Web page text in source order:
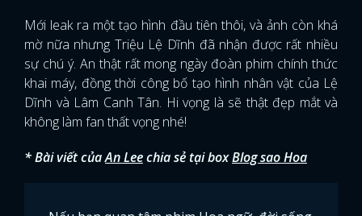
Mới leak ra một tạo hình đầu tiên thôi, và ảnh còn khá
mờ nữa nhưng Triệu Lệ Dĩnh đã nhận được rất nhiều
sự chú ý. An thật rất mong ngày đoàn phim chính thức
khai máy, đồng thời công bố tạo hình nhân vật của Lệ
Dĩnh và Lâm Canh Tân. Hi vọng là sẽ thật đẹp mắt và
không làm fan thất vọng nhé!
* Bài viết củaAn Leechia sẻ tại boxBlog sao Hoa